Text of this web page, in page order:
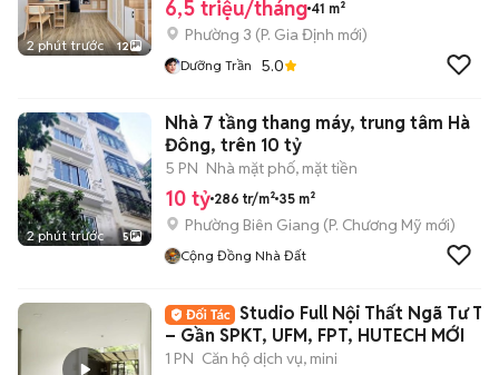
2 phút trước 12
6,5 triệu/tháng 41 m²
Phường 3 (P. Gia Định mới)
Dưỡng Trần 5.0
2 phút trước 5
Nhà 7 tầng thang máy, trung tâm Hà
Đông, trên 10 tỷ
5 PN Nhà mặt phố, mặt tiền
10 tỷ 286 tr/m² 35 m²
Phường Biên Giang (P. Chương Mỹ mới)
Cộng Đồng Nhà Đất
Studio Full Nội Thất Ngã Tư
– Gần SPKT, UFM, FPT, HUTECH MỚI
1 PN Căn hộ dịch vụ, mini